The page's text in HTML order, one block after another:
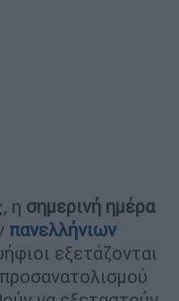
η σημερινή ημέρα
πανελλήνιων
εξετάζονται